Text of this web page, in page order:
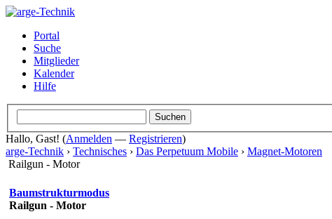
Portal
Suche
Mitglieder
Kalender
Hilfe
Hallo, Gast! (Anmelden — Registrieren)
arge-Technik › Technisches › Das Perpetuum Mobile › Magnet-Motoren
Railgun - Motor
Baumstrukturmodus
Railgun - Motor